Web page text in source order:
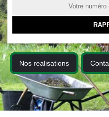
Nos realisations